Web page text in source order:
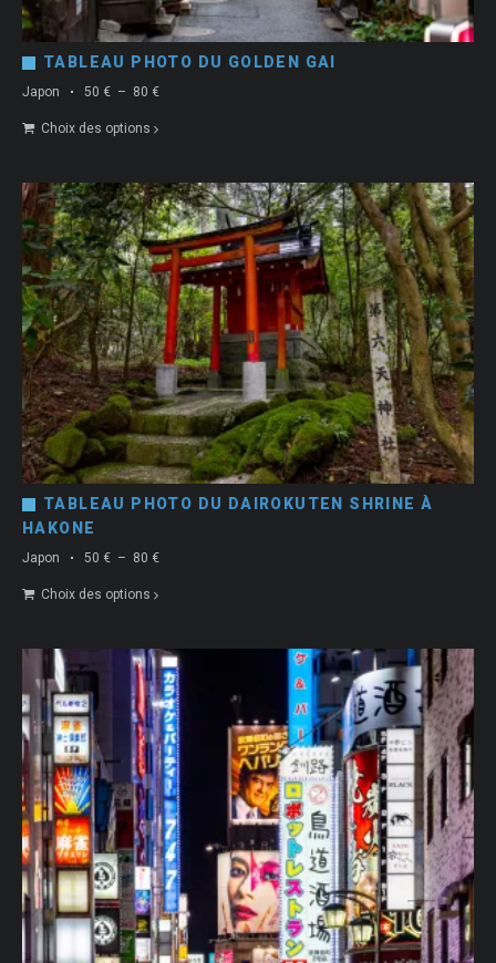
TABLEAU PHOTO DU GOLDEN GAI
Japon
Choix des options
50 € – 80 €Plage
80 €
TABLEAU PHOTO DU DAIROKUTEN SHRINE À
HAKONE
Japon
Choix des options
50 € – 80 €Plage
80 €